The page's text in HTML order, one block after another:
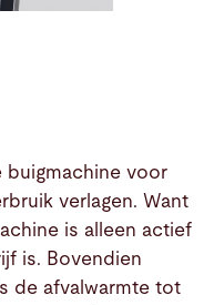
buigmachine voor
verlagen. Want
is alleen actief
is. Bovendien
de afvalwarmte tot